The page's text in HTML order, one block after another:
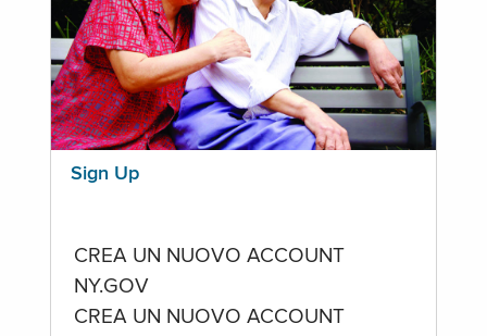
Sign Up
CREA UN NUOVO ACCOUNT
NY.GOV
CREA UN NUOVO ACCOUNT